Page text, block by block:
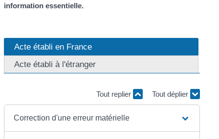
information essentielle.
Acte établi en France
Acte établi à l'étranger
Tout replier Tout déplier
Correction d'une erreur matérielle